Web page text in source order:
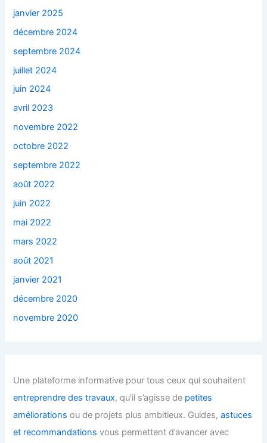
janvier 2025
décembre 2024
septembre 2024
juillet 2024
juin 2024
avril 2023
novembre 2022
octobre 2022
septembre 2022
août 2022
juin 2022
mai 2022
mars 2022
août 2021
janvier 2021
décembre 2020
novembre 2020
Une plateforme informative pour tous ceux qui souhaitent
entreprendre des travaux, qu’il s’agisse de petites
améliorations ou de projets plus ambitieux. Guides,astuces
et recommandations vous permettent d’avancer avec